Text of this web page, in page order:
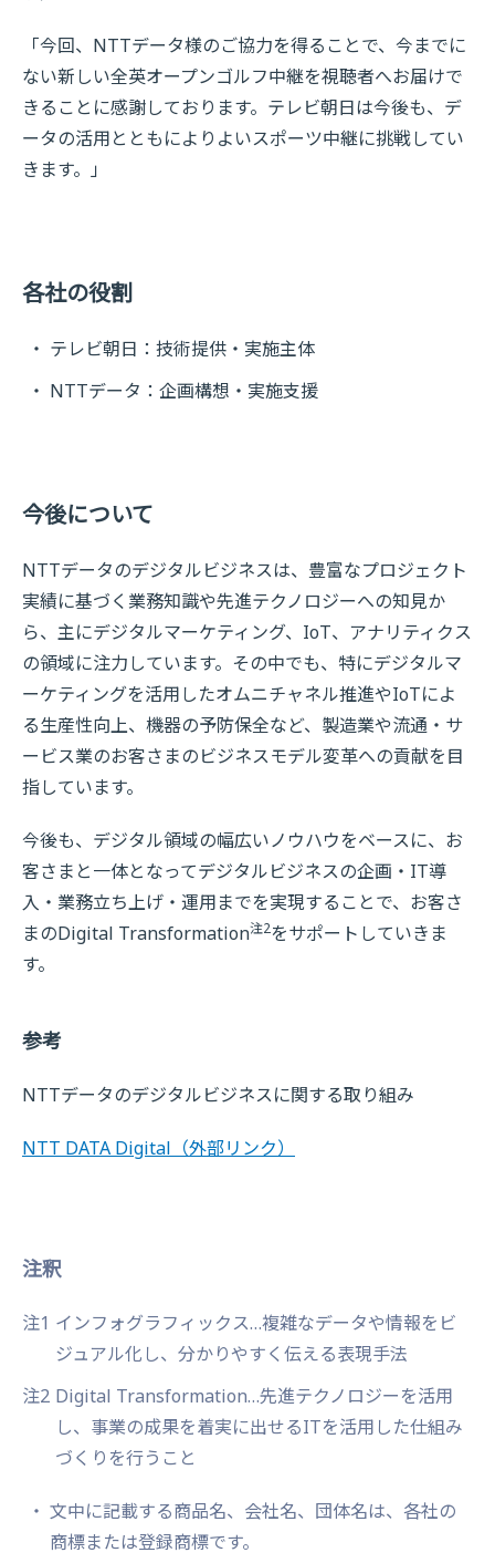
「今回、NTTデータ様のご協力を得ることで、今までに
ない新しい全英オープンゴルフ中継を視聴者へお届けで
きることに感謝しております。テレビ朝日は今後も、デ
ータの活用とともによりよいスポーツ中継に挑戦してい
きます。」
各社の役割
テレビ朝日：技術提供・実施主体
NTTデータ：企画構想・実施支援
今後について
NTTデータのデジタルビジネスは、豊富なプロジェクト
実績に基づく業務知識や先進テクノロジーへの知見か
ら、主にデジタルマーケティング、IoT、アナリティクス
の領域に注力しています。その中でも、特にデジタルマ
ーケティングを活用したオムニチャネル推進やIoTによ
る生産性向上、機器の予防保全など、製造業や流通・サ
ービス業のお客さまのビジネスモデル変革への貢献を目
指しています。
今後も、デジタル領域の幅広いノウハウをベースに、お
客さまと一体となってデジタルビジネスの企画・IT導
入・業務立ち上げ・運用までを実現することで、お客さ
まのDigital Transformation注2をサポートしていきま
す。
参考
NTTデータのデジタルビジネスに関する取り組み
NTT DATA Digital （外部リンク）
注釈
注1 インフォグラフィックス…複雑なデータや情報をビ
ジュアル化し、分かりやすく伝える表現手法
注2 Digital Transformation…先進テクノロジーを活用
し、事業の成果を着実に出せるITを活用した仕組み
づくりを行うこと
文中に記載する商品名、会社名、団体名は、各社の
商標または登録商標です。